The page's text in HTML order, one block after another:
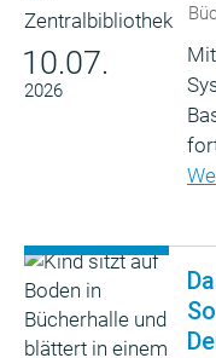
10.07.
2026